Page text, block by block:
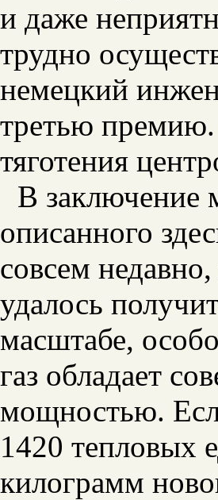
и даже
трудно
немецкий
третью премию.
тяготения
В заключение
описанного
совсем
удалось
масштабе,
газ обладает
мощностью.
1420 тепловых
килограмм